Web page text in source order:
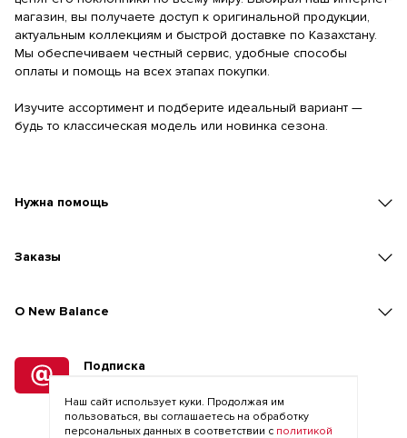
магазин, вы получаете доступ к оригинальной продукции,
актуальным коллекциям и быстрой доставке по Казахстану.
Мы обеспечиваем честный сервис, удобные способы
оплаты и помощь на всех этапах покупки.
Изучите ассортимент и подберите идеальный вариант —
будь то классическая модель или новинка сезона.
Нужна помощь
Заказы
O New Balance
Подписка
Наш сайт использует куки. Продолжая им
пользоваться, вы соглашаетесь на обработку
персональных данных в соответствии с политикой